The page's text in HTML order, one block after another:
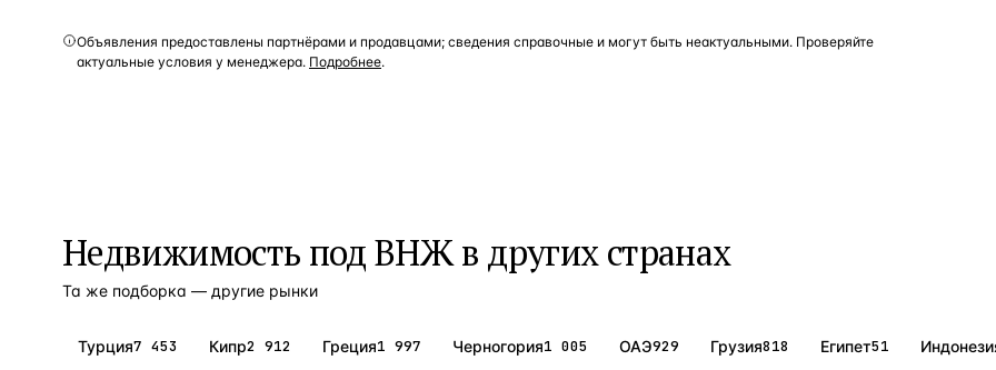
Объявления предоставлены партнёрами и продавцами; сведения справочные и могут быть неактуальными. Проверяйте
актуальные условия у менеджера. Подробнее.
Недвижимость под ВНЖв других странах
Та же подборка — другие рынки
Турция7 453 Кипр2 912 Греция1 997 Черногория1 005 ОАЭ929 Грузия818 Египет51